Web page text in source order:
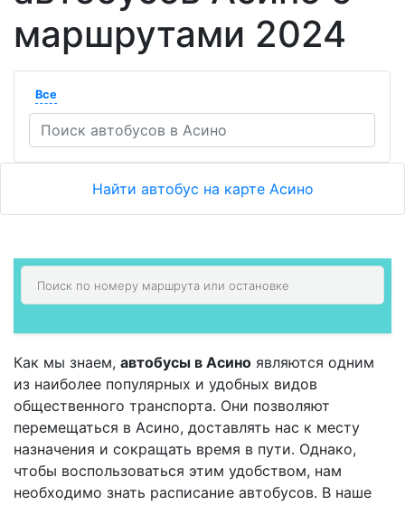
маршрутами 2024
Все
Найти автобус на карте Асино
Как мы знаем, автобусы в Асино являются одним
из наиболее популярных и удобных видов
общественного транспорта. Они позволяют
перемещаться в Асино, доставлять нас к месту
назначения и сокращать время в пути. Однако,
чтобы воспользоваться этим удобством, нам
необходимо знать расписание автобусов. В наше